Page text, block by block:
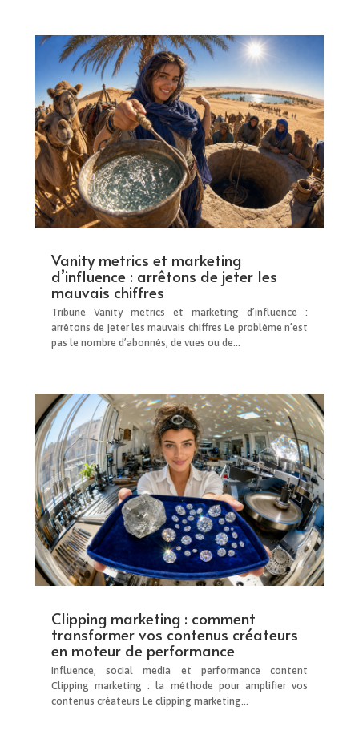
Vanity metrics et marketing
d’influence : arrêtons de jeter les
mauvais chiffres
Tribune Vanity metrics et marketing d’influence :
arrêtons de jeter les mauvais chiffres Le problème n’est
pas le nombre d’abonnés, de vues ou de...
Clipping marketing : comment
transformer vos contenus créateurs
en moteur de performance
Influence, social media et performance content
Clipping marketing : la méthode pour amplifier vos
contenus créateurs Le clipping marketing...